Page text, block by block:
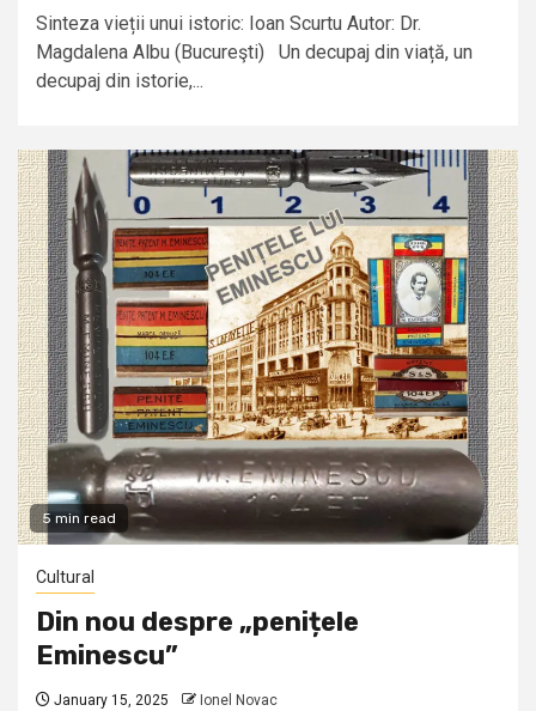
Sinteza vieții unui istoric: Ioan Scurtu Autor: Dr.
Magdalena Albu (Bucureşti) Un decupaj din viață, un
decupaj din istorie,...
5 min read
Cultural
Din nou despre „penițele
Eminescu”
January 15, 2025 Ionel Novac